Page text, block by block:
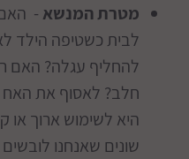
מטרת המנשא -
לבית כשטיפה הילד
להחליף עגלה? האם
חלב? לאסוף את האח
היא לשימוש ארוך או
שונים שאנחנו לובשים